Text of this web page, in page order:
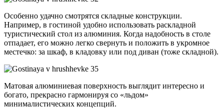
Особенно удачно смотрятся складные конструкции.
Например, в гостиной удобно использовать раскладной
туристический стол из алюминия. Когда надобность в столе
отпадает, его можно легко свернуть и положить в укромное
местечко: за шкаф, в кладовку или под диван (тоже складной).
Матовая алюминиевая поверхность выглядит интересно и
богато, прекрасно гармонируя со «льдом»
минималистических концепций.